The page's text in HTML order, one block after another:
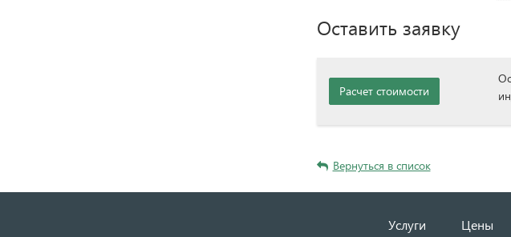
Оставить заявку
Расчет стоимости
Вернуться в список
Услуги Цены